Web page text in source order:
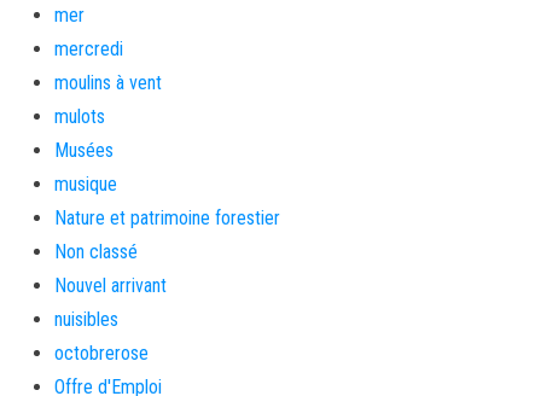
mer
mercredi
moulins à vent
mulots
Musées
musique
Nature et patrimoine forestier
Non classé
Nouvel arrivant
nuisibles
octobrerose
Offre d'Emploi